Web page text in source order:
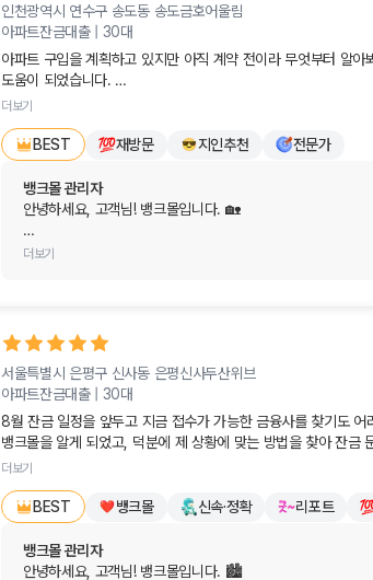
내년 초 실제 계약 시점이 다가오면 당시의 최신 금리와 정
꼼꼼하게 비교해 드릴 테니 부담 없이 편하게 찾아주세요.
소중한 친구분과의 인연으로 만난 만큼, 앞으로 소중한 보금
금융 길잡이가 되어드리겠습니다.
결혼 준비도 착착 진행되시길 바라며, 오늘 하루도 기분 좋고
안녕하세요, 고객님! 정성스러운 후기를 남겨주셔서 정말 감
결혼이라는 인생의 큰 경사를 앞두고 첫 집 마련까지 준비하
답답함을 해소해 드린 것 같아 저희도 너무나 기쁩니다!
당장 대출을 신청하는 단계가 아니더라도, 시시각각 변하는
가장 든든한 길잡이가 되어드리겠습니다.
행복하고 설레는 결혼 준비 되시기를 뱅크몰이 진심으로 응원
인천광역시 연수구 송도동 송도금호어울림
아파트잔금대출 | 30대
아파트 구입을 계획하고 있지만 아직 계약 전이라 무엇부터 알
도움이 되었습니다.
바로 진행하는 것은 아니지만 내년 초쯤 계약을 계획하고 있어,
상담 감사드립니다!
더보기
BEST 재방문 지인추천 전문가
뱅크몰 관리자
안녕하세요, 고객님! 뱅크몰입니다. 🏡
소중한 후기를 남겨주셔서 진심으로 감사드립니다!
내년 초 본격적인 계약 일정에 맞춰 다시 방문해 주시면, 그
깔끔하게 안내해 드리겠습니다.
내 집 마련을 향해 차근차근 준비하시는 모든 과정이 순조
오늘 하루도 행복하고 기분 좋은 일들만 가득하시길 진심으로
더보기
서울특별시 은평구 신사동 은평신사두산위브
아파트잔금대출 | 30대
8월 잔금 일정을 앞두고 지금 접수가 가능한 금융사를 찾기도
뱅크몰을 알게 되었고, 덕분에 제 상황에 맞는 방법을 찾아 잔금
감사드립니다.
더보기
BEST 뱅크몰 신속·정확 리포트
뱅크몰 관리자
안녕하세요, 고객님! 뱅크몰입니다. 🏙️